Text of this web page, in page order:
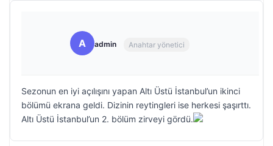
A admin Anahtar yönetici
Sezonun en iyi açılışını yapan Altı Üstü İstanbul’un ikinci
bölümü ekrana geldi. Dizinin reytingleri ise herkesi şaşırttı.
Altı Üstü İstanbul’un 2. bölüm zirveyi gördü.